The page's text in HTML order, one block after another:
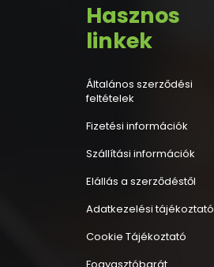
Hasznos
linkek
Általános szerződési
feltételek
Fizetési információk
Szállítási információk
Elállás a szerződéstől
Adatkezelési tájékoztató
Cookie Tájékoztató